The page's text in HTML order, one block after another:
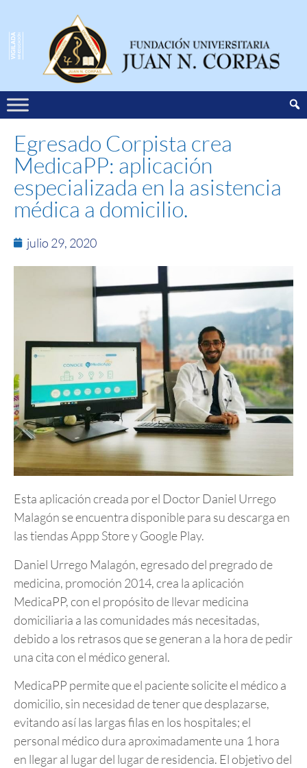
Egresado Corpista crea
MedicaPP: aplicación
especializada en la asistencia
médica a domicilio.
julio 29, 2020
Esta aplicación creada por el Doctor Daniel Urrego
Malagón se encuentra disponible para su descarga en
las tiendas Appp Store y Google Play.
Daniel Urrego Malagón, egresado del pregrado de
medicina, promoción 2014, crea la aplicación
MedicaPP, con el propósito de llevar medicina
domiciliaria a las comunidades más necesitadas,
debido a los retrasos que se generan a la hora de pedir
una cita con el médico general.
MedicaPP permite que el paciente solicite el médico a
domicilio, sin necesidad de tener que desplazarse,
evitando así las largas filas en los hospitales; el
personal médico dura aproximadamente una 1 hora
en llegar al lugar del lugar de residencia. El objetivo del